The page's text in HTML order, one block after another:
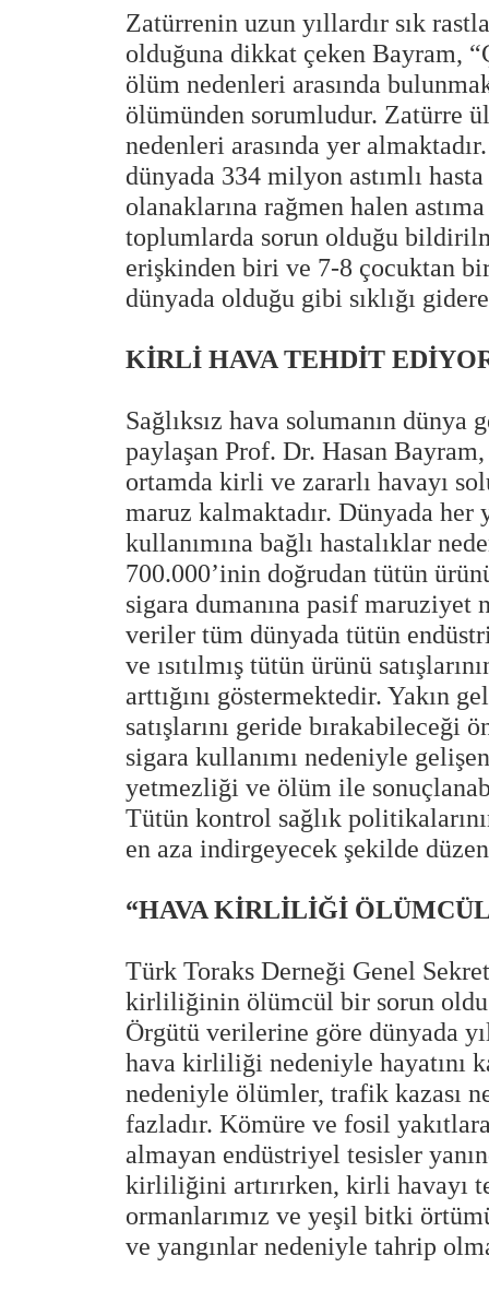
Zatürrenin uzun yıllardır sık
olduğuna dikkat çeken Bayram,
ölüm nedenleri arasında
ölümünden sorumludur. Zatürre
nedenleri arasında yer
dünyada 334 milyon astımlı
olanaklarına rağmen halen
toplumlarda sorun olduğu
erişkinden biri ve 7-8 çocuktan
dünyada olduğu gibi sıklığı
KİRLİ HAVA TEHDİT
Sağlıksız hava solumanın
paylaşan Prof. Dr. Hasan
ortamda kirli ve zararlı havayı
maruz kalmaktadır. Dünyada her
kullanımına bağlı hastalıklar
700.000’inin doğrudan tütün
sigara dumanına pasif
veriler tüm dünyada tütün
ve ısıtılmış tütün ürünü
arttığını göstermektedir. Yakın
satışlarını geride
sigara kullanımı nedeniyle
yetmezliği ve ölüm ile
Tütün kontrol sağlık
en aza indirgeyecek şekilde
“HAVA KİRLİLİĞİ
Türk Toraks Derneği Genel
kirliliğinin ölümcül bir sorun
Örgütü verilerine göre dünyada
hava kirliliği nedeniyle hayatını
nedeniyle ölümler, trafik kazası
fazladır. Kömüre ve fosil
almayan endüstriyel tesisler
kirliliğini artırırken, kirli havayı
ormanlarımız ve yeşil bitki
ve yangınlar nedeniyle tahrip